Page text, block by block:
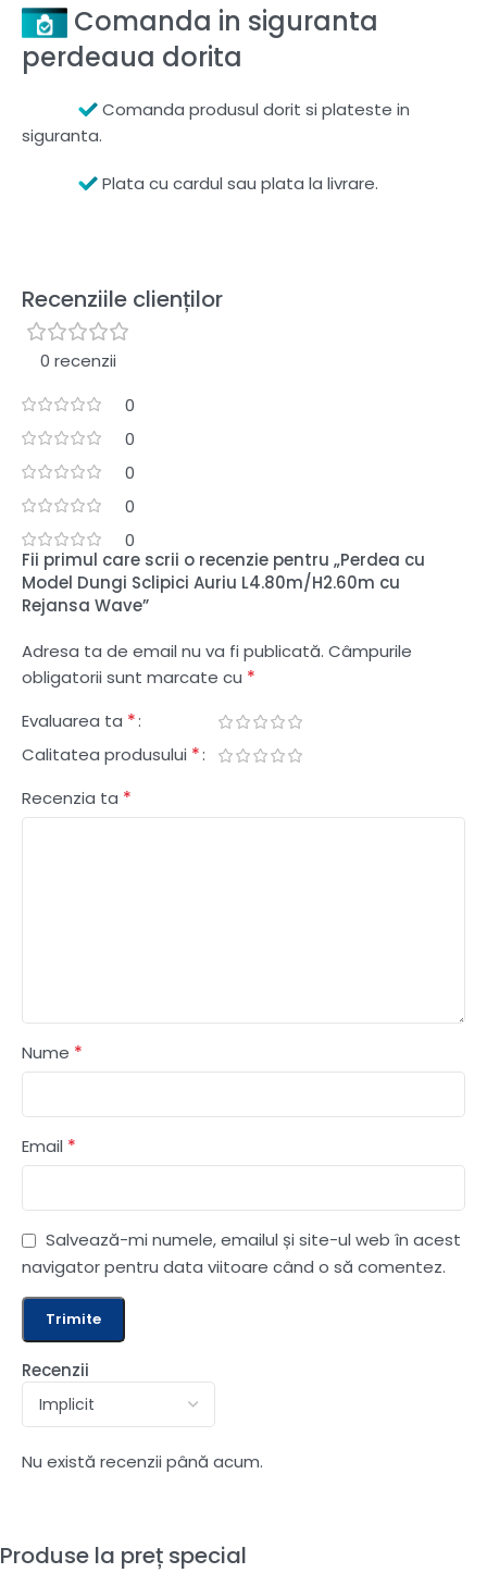
Comanda in siguranta
perdeaua dorita
Comanda produsul dorit si plateste in
siguranta.
Plata cu cardul sau plata la livrare.
Recenziile clienților
0 recenzii
0
0
0
0
0
Recenzii
Nu există recenzii până acum.
Fii primul care scrii o recenzie pentru „Perdea cu
Model Dungi Sclipici Auriu L4.80m/H2.60m cu
Rejansa Wave”
Adresa ta de email nu va fi publicată. Câmpurile
obligatorii sunt marcate cu *
Evaluarea ta *
Calitatea produsului *
Recenzia ta *
Nume *
Email *
Salvează-mi numele, emailul și site-ul web în acest
navigator pentru data viitoare când o să comentez.
Produse la preț special